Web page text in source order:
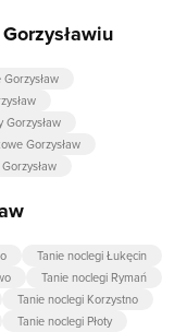
Gorzysław
Gorzysław
Tanie noclegi Łukęcin
Tanie noclegi Rymań
Tanie noclegi Korzystno
Tanie noclegi Płoty